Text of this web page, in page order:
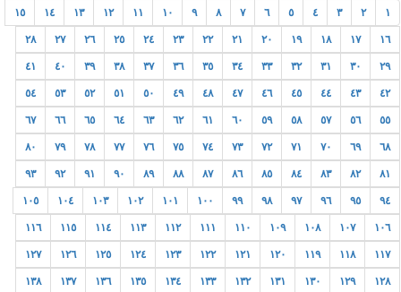
١ ٢ ٣ ٤ ٥ ٦ ٧ ٨ ٩ ١٠ ١١ ١٢ ١٣ ١٤ ١٥
١٦ ١٧ ١٨ ١٩ ٢٠ ٢١ ٢٢ ٢٣ ٢٤ ٢٥ ٢٦ ٢٧ ٢٨
٢٩ ٣٠ ٣١ ٣٢ ٣٣ ٣٤ ٣٥ ٣٦ ٣٧ ٣٨ ٣٩ ٤٠ ٤١
٤٢ ٤٣ ٤٤ ٤٥ ٤٦ ٤٧ ٤٨ ٤٩ ٥٠ ٥١ ٥٢ ٥٣ ٥٤
٥٥ ٥٦ ٥٧ ٥٨ ٥٩ ٦٠ ٦١ ٦٢ ٦٣ ٦٤ ٦٥ ٦٦ ٦٧
٦٨ ٦٩ ٧٠ ٧١ ٧٢ ٧٣ ٧٤ ٧٥ ٧٦ ٧٧ ٧٨ ٧٩ ٨٠
٨١ ٨٢ ٨٣ ٨٤ ٨٥ ٨٦ ٨٧ ٨٨ ٨٩ ٩٠ ٩١ ٩٢ ٩٣
٩٤ ٩٥ ٩٦ ٩٧ ٩٨ ٩٩ ١٠٠ ١٠١ ١٠٢ ١٠٣ ١٠٤ ١٠٥
١٠٦ ١٠٧ ١٠٨ ١٠٩ ١١٠ ١١١ ١١٢ ١١٣ ١١٤ ١١٥ ١١٦
١١٧ ١١٨ ١١٩ ١٢٠ ١٢١ ١٢٢ ١٢٣ ١٢٤ ١٢٥ ١٢٦ ١٢٧
١٢٨ ١٢٩ ١٣٠ ١٣١ ١٣٢ ١٣٣ ١٣٤ ١٣٥ ١٣٦ ١٣٧ ١٣٨